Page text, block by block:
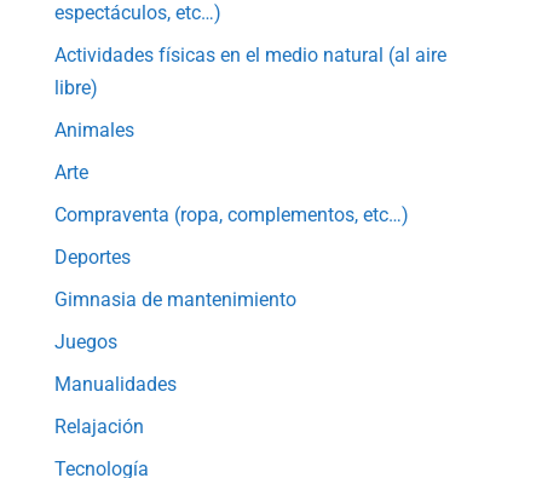
espectáculos, etc…)
Actividades físicas en el medio natural (al aire
libre)
Animales
Arte
Compraventa (ropa, complementos, etc…)
Deportes
Gimnasia de mantenimiento
Juegos
Manualidades
Relajación
Tecnología